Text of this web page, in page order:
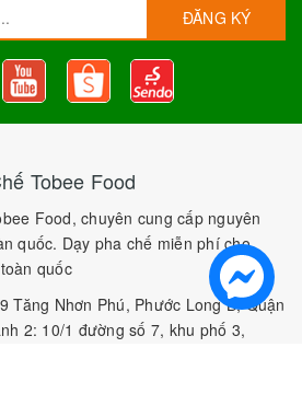
ĐĂNG KÝ
Tobee Food
Food, chuyên cung cấp nguyên
quốc. Dạy pha chế miễn phí cho
quốc
Tăng Nhơn Phú, Phước Long B, Quận
2: 10/1 đường số 7, khu phố 3,